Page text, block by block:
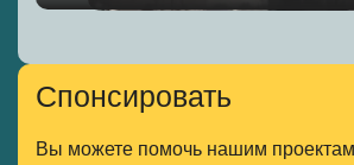
Спонсировать
Вы можете помочь нашим